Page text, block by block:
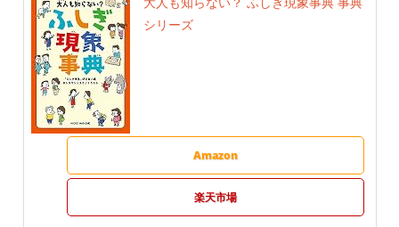
シリーズ
Amazon
楽天市場